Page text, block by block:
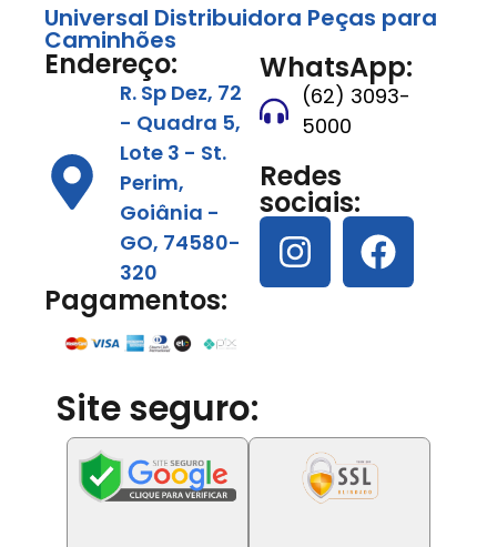
Universal Distribuidora Peças para
Caminhões
Endereço:
R. Sp Dez, 72
- Quadra 5,
Lote 3 - St.
Perim,
Goiânia -
GO, 74580-
320
Pagamentos:
WhatsApp:
(62) 3093-
5000
Redes
sociais:
Site seguro: